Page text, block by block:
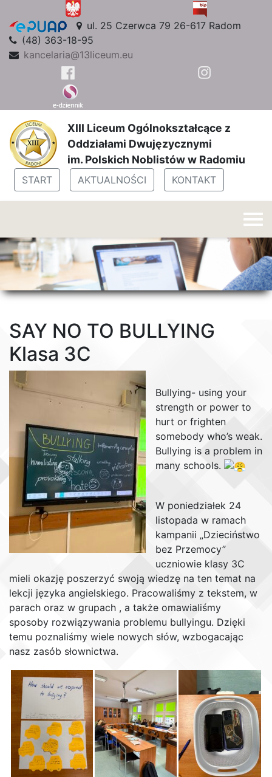
ul. 25 Czerwca 79 26-617 Radom
(48) 363-18-95
kancelaria@13liceum.eu
XIII Liceum Ogólnokształcące z
Oddziałami Dwujęzycznymi
im. Polskich Noblistów w Radomiu
START AKTUALNOŚCI KONTAKT
SAY NO TO BULLYING
Klasa 3C
Bullying- using your
strength or power to
hurt or frighten
somebody who’s weak.
Bullying is a problem in
many schools.
W poniedziałek 24
listopada w ramach
kampanii „Dzieciństwo
bez Przemocy”
uczniowie klasy 3C
mieli okazję poszerzyć swoją wiedzę na ten temat na
lekcji języka angielskiego. Pracowaliśmy z tekstem, w
parach oraz w grupach , a także omawialiśmy
sposoby rozwiązywania problemu bullyingu. Dzięki
temu poznaliśmy wiele nowych słów, wzbogacając
nasz zasób słownictwa.